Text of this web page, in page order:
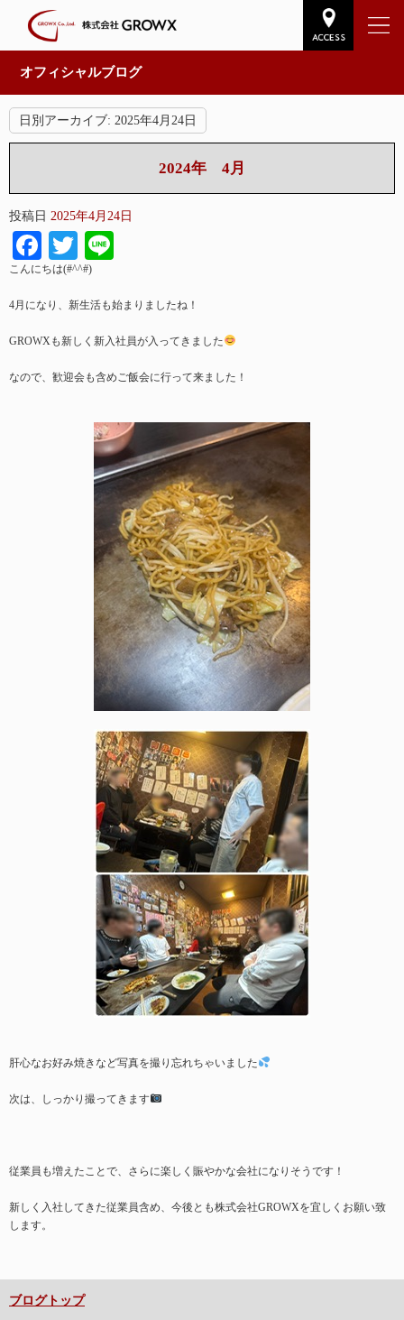
オフィシャルブログ
日別アーカイブ: 2025年4月24日
2024年 4月
投稿日 2025年4月24日
Facebook
Twitter
こんにちは(#^^#)
4月になり、新生活も始まりましたね！
GROWXも新しく新入社員が入ってきました
なので、歓迎会も含めご飯会に行って来ました！
肝心なお好み焼きなど写真を撮り忘れちゃいました
次は、しっかり撮ってきます
従業員も増えたことで、さらに楽しく賑やかな会社になりそうです！
新しく入社してきた従業員含め、今後とも株式会社GROWXを宜しくお願い致
します。
ブログトップ